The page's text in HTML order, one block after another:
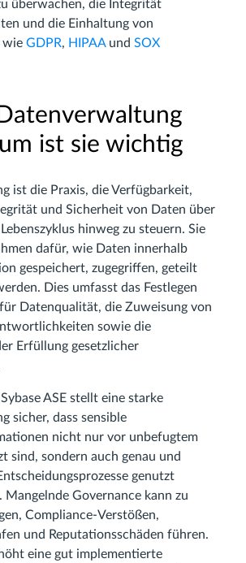
überwachen, die Integrität
und die Einhaltung von
wie GDPR, HIPAAund SOX
ist sie wichtig
ist die Praxis, die Verfügbarkeit,
und Sicherheit von Daten über
hinweg zu steuern. Sie
dafür, wie Daten innerhalb
gespeichert, zugegriffen, geteilt
Dies umfasst das Festlegen
Datenqualität, die Zuweisung von
sowie die
Erfüllung gesetzlicher
ASE stellt eine starke
sicher, dass sensible
nicht nur vor unbefugtem
sind, sondern auch genau und
genutzt
Mangelnde Governance kann zu
Compliance-Verstößen,
und Reputationsschäden führen.
eine gut implementierte